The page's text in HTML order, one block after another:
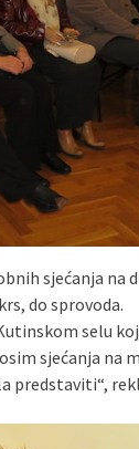
sjećanja na
do sprovoda.
selu
sjećanja na
predstaviti“,